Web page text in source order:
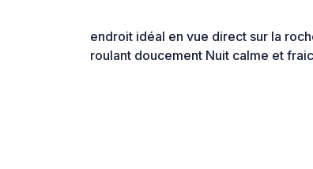
endroit idéal en vue direct sur la
roulant doucement Nuit calme et